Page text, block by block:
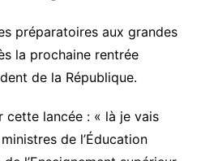
préparatoires aux grandes
la prochaine rentrée
de la République.
cette lancée : « là je vais
de l’Éducation